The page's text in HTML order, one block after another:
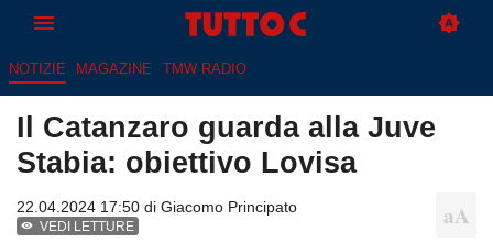
NOTIZIE MAGAZINE TMW RADIO
Il Catanzaro guarda alla Juve
Stabia: obiettivo Lovisa
22.04.2024 17:50 di Giacomo Principato
VEDI LETTURE